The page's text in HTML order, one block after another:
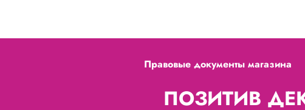
Правовые документы магазина
ПОЗИТИВ